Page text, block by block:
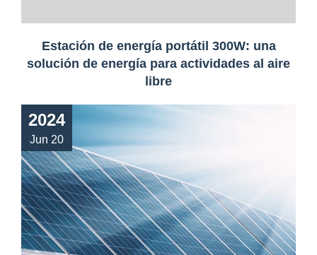
Estación de energía portátil 300W: una
solución de energía para actividades al aire
libre
2024
Jun 20